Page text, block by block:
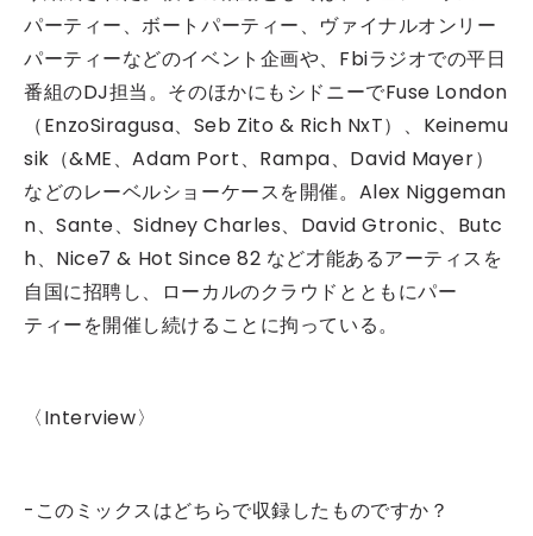
パーティー、ボートパーティー、ヴァイナルオンリー
パーティーなどのイベント企画や、Fbiラジオでの平日
番組のDJ担当。そのほかにもシドニーでFuse London
（EnzoSiragusa、Seb Zito & Rich NxT）、Keinemu
sik（&ME、Adam Port、Rampa、David Mayer）
などのレーベルショーケースを開催。Alex Niggeman
n、Sante、Sidney Charles、David Gtronic、Butc
h、Nice7 & Hot Since 82 など才能あるアーティスを
自国に招聘し、ローカルのクラウドとともにパー
ティーを開催し続けることに拘っている。
〈Interview〉
-このミックスはどちらで収録したものですか？